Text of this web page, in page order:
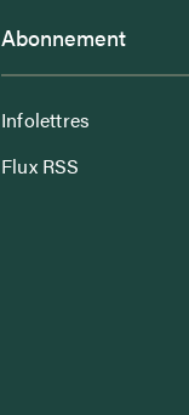
Abonnement
Infolettres
Flux RSS